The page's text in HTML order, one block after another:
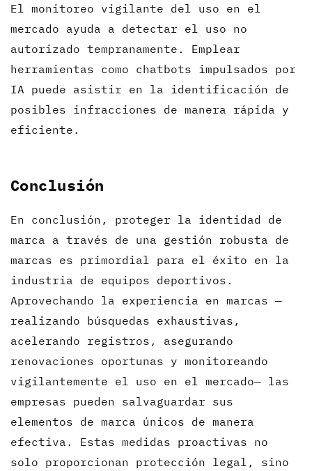
El monitoreo vigilante del uso en el
mercado ayuda a detectar el uso no
autorizado tempranamente. Emplear
herramientas como chatbots impulsados por
IA puede asistir en la identificación de
posibles infracciones de manera rápida y
eficiente.
Conclusión
En conclusión, proteger la identidad de
marca a través de una gestión robusta de
marcas es primordial para el éxito en la
industria de equipos deportivos.
Aprovechando la experiencia en marcas —
realizando búsquedas exhaustivas,
acelerando registros, asegurando
renovaciones oportunas y monitoreando
vigilantemente el uso en el mercado— las
empresas pueden salvaguardar sus
elementos de marca únicos de manera
efectiva. Estas medidas proactivas no
solo proporcionan protección legal, sino